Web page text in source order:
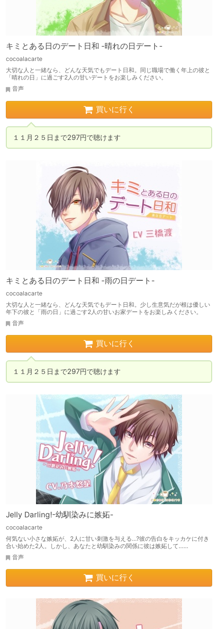
キミとある日のデート日和 -晴れの日デート-
cocoalacarte
大切な人と一緒なら、どんな天気でもデート日和。同じ職場で働く年上の彼と
「晴れの日」に過ごす2人の甘いデートをお楽しみください。
音声
買いに行く
１１月２５日まで297円で聴けます
キミとある日のデート日和 -雨の日デート-
cocoalacarte
大切な人と一緒なら、どんな天気でもデート日和。少し生意気だが根は優しい
年下の彼と「雨の日」に過ごす2人の甘いお家デートをお楽しみください。
音声
買いに行く
１１月２５日まで297円で聴けます
Jelly Darling!-幼馴染みに嫉妬-
cocoalacarte
何気ない小さな嫉妬が、2人に甘い刺激を与える…?彼の告白をキッカケに付き
合い始めた2人。しかし、あなたと幼馴染みの関係に彼は嫉妬して……
音声
買いに行く